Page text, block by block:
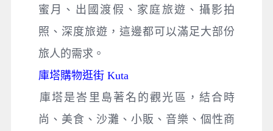
蜜月、出國渡假、家庭旅遊、攝影拍
照、深度旅遊，這邊都可以滿足大部份
旅人的需求。
庫塔購物逛街 Kuta
​庫塔是峇里島著名的觀光區，結合時
尚、美食、沙灘、小販、音樂、個性商